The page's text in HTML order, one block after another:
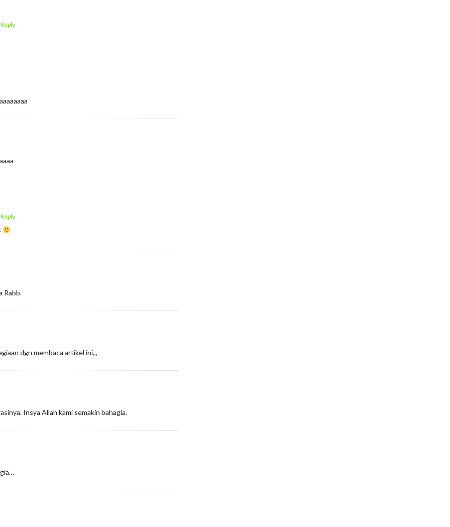
Rabb.
dgn membaca artikel ini,,,
Insya Allah kami semakin bahagia.